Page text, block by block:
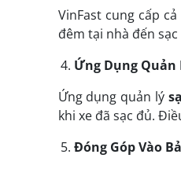
VinFast cung cấp
đêm tại nhà đến
Ứng Dụng Quản
Ứng dụng quản lý
khi xe đã sạc đủ.
Đóng Góp Vào